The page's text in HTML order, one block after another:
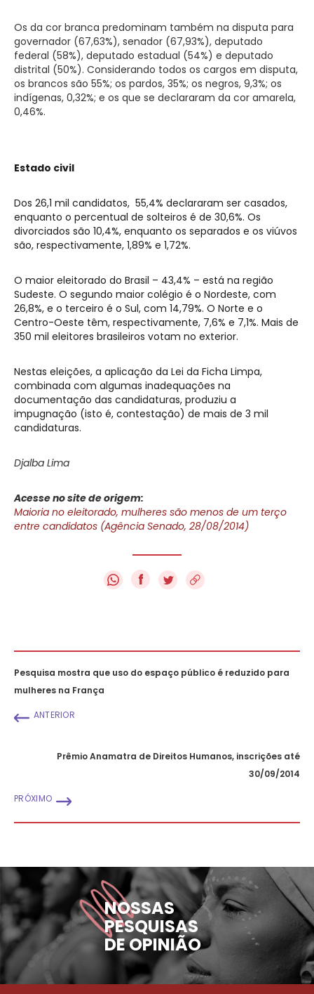
Os da cor branca predominam também na disputa para
governador (67,63%), senador (67,93%), deputado
federal (58%), deputado estadual (54%) e deputado
distrital (50%). Considerando todos os cargos em disputa,
os brancos são 55%; os pardos, 35%; os negros, 9,3%; os
indígenas, 0,32%; e os que se declararam da cor amarela,
0,46%.
Estado civil
Dos 26,1 mil candidatos, 55,4% declararam ser casados,
enquanto o percentual de solteiros é de 30,6%. Os
divorciados são 10,4%, enquanto os separados e os viúvos
são, respectivamente, 1,89% e 1,72%.
O maior eleitorado do Brasil – 43,4% – está na região
Sudeste. O segundo maior colégio é o Nordeste, com
26,8%, e o terceiro é o Sul, com 14,79%. O Norte e o
Centro-Oeste têm, respectivamente, 7,6% e 7,1%. Mais de
350 mil eleitores brasileiros votam no exterior.
Nestas eleições, a aplicação da Lei da Ficha Limpa,
combinada com algumas inadequações na
documentação das candidaturas, produziu a
impugnação (isto é, contestação) de mais de 3 mil
candidaturas.
Djalba Lima
Acesse no site de origem:
Maioria no eleitorado, mulheres são menos de um terço
entre candidatos (Agência Senado, 28/08/2014)
f
Pesquisa mostra que uso do espaço público é reduzido para
mulheres na França
ANTERIOR
Prêmio Anamatra de Direitos Humanos, inscrições até
30/09/2014
PRÓXIMO
NOSSAS
PESQUISAS
DE OPINIÃO